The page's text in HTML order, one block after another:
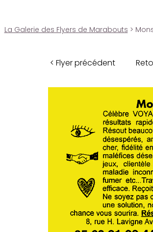
La Galerie des Flyers de Marabouts >
< Flyer précédent